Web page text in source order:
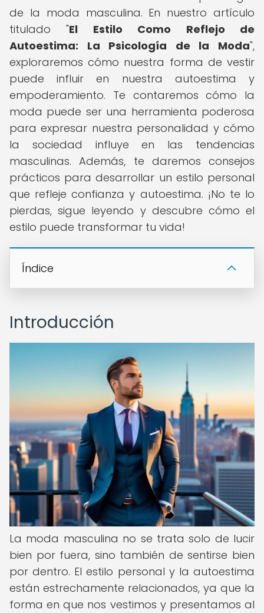
de la moda masculina. En nuestro artículo
titulado "El Estilo Como Reflejo de
Autoestima: La Psicología de la Moda",
exploraremos cómo nuestra forma de vestir
puede influir en nuestra autoestima y
empoderamiento. Te contaremos cómo la
moda puede ser una herramienta poderosa
para expresar nuestra personalidad y cómo
la sociedad influye en las tendencias
masculinas. Además, te daremos consejos
prácticos para desarrollar un estilo personal
que refleje confianza y autoestima. ¡No te lo
pierdas, sigue leyendo y descubre cómo el
estilo puede transformar tu vida!
Índice
Introducción
La moda masculina no se trata solo de lucir
bien por fuera, sino también de sentirse bien
por dentro. El estilo personal y la autoestima
están estrechamente relacionados, ya que la
forma en que nos vestimos y presentamos al